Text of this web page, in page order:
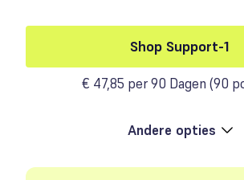
Shop Support-1
€ 47,85 per 90 Dagen (90
Toggle
Andere opties